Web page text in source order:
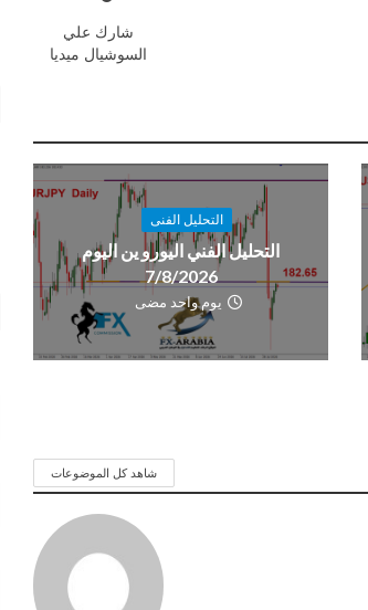
شارك علي
السوشيال ميديا
التحليل الفنى
التحليل الفني اليورو ين اليوم
7/8/2026
يوم واحد مضى
شاهد كل الموضوعات